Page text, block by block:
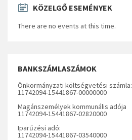
KÖZELGŐ ESEMÉNYEK
There are no events at this time.
BANKSZÁMLASZÁMOK
Önkormányzati költségvetési számla:
11742094-15441867-00000000
Magánszemélyek kommunális adója
11742094-15441867-02820000
Iparűzési adó:
11742094-15441867-03540000